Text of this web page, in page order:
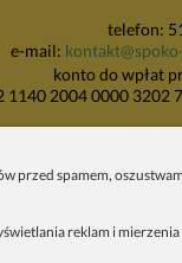
telefon:
e-mail:
konto do wpłat
1140 2004 0000 3202
Pracownia
8i (za szlabanem,
przed spamem,
reklam i